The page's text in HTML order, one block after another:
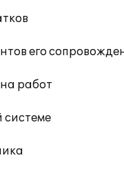
его
работ
системе